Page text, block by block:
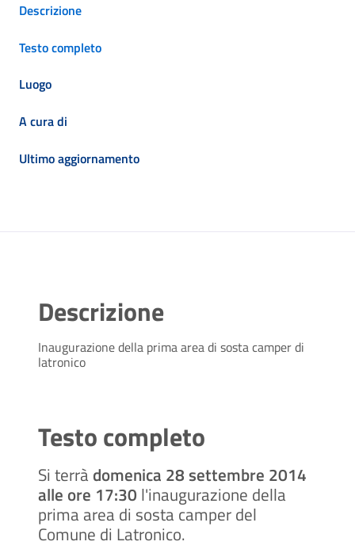
Descrizione
Testo completo
Luogo
A cura di
Ultimo aggiornamento
Descrizione
Inaugurazione della prima area di sosta camper di
latronico
Testo completo
Si terrà domenica 28 settembre 2014
alle ore 17:30 l'inaugurazione della
prima area di sosta camper del
Comune di Latronico.